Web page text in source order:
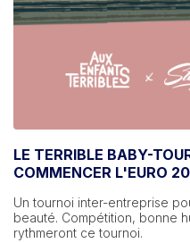
LE TERRIBLE BABY-
COMMENCER L'EURO
Un tournoi inter-entreprise
beauté. Compétition, bonne
rythmeront ce tournoi.